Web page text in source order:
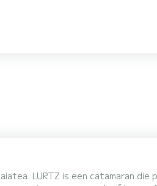
LURTZ is een catamaran